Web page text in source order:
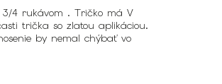
4 rukávom . Tričko má V
trička so zlatou aplikáciou.
by nemal chýbať vo